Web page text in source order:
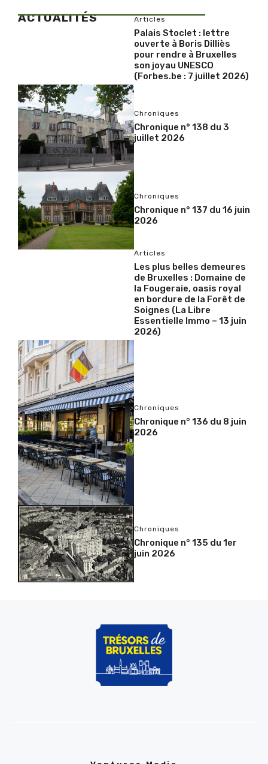
ACTUALITÉS Articles
Palais Stoclet : lettre
ouverte à Boris Dilliès
pour rendre à Bruxelles
son joyau UNESCO
(Forbes.be : 7 juillet 2026)
Chroniques
Chronique n° 138 du 3
juillet 2026
Chroniques
Chronique n° 137 du 16 juin
2026
Articles
Les plus belles demeures
de Bruxelles : Domaine de
la Fougeraie, oasis royal
en bordure de la Forêt de
Soignes (La Libre
Essentielle Immo – 13 juin
2026)
Chroniques
Chronique n° 136 du 8 juin
2026
Chroniques
Chronique n° 135 du 1er
juin 2026